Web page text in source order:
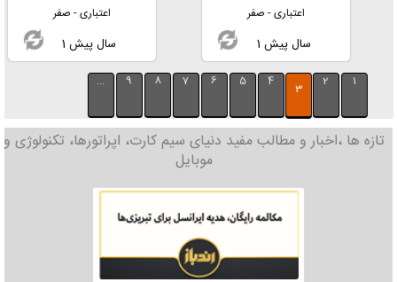
اعتباری - صفر
1 سال پیش
اعتباری - صفر
1 سال پیش
1
2
3
4
5
6
7
8
9
...
تازه ها ،اخبار و مطالب مفید دنیای سیم کارت، اپراتورها، تکنولوژی و
موبایل